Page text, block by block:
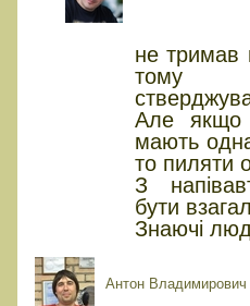
не тримав
тому
Але якщо
мають
то пиляти
З
бути
Знаючі
Антон Владимирович